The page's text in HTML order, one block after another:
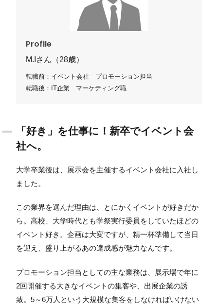
Profile
M.Iさん（28歳）
転職前：イベント会社 プロモーション担当
転職後：IT企業 マーケティング職
「好き」を仕事に！新卒でイベント会
社へ。
大学卒業後は、展示会を主催するイベント会社に入社し
ました。
この業界を選んだ理由は、とにかくイベントが好きだか
ら。高校、大学時代とも学祭実行委員をしていたほどの
イベント好き。企画は大変ですが、精一杯準備して当日
を迎え、盛り上がるあの達成感が魅力なんです。
プロモーション担当としての主な業務は、展示場で年に
2回開催する大きなイベントの集客や、出展企業の誘
致。5～6万人という大規模な集客をしなければいけない